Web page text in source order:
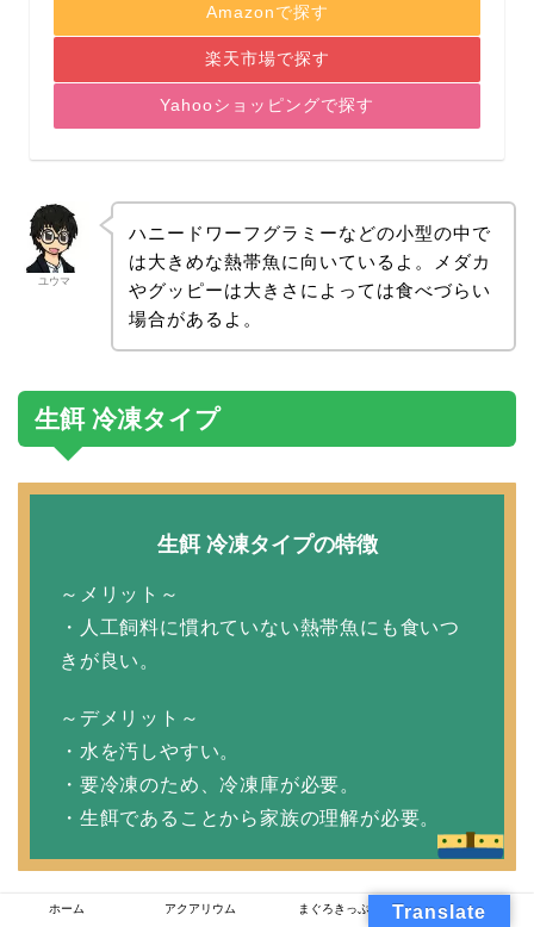
Amazonで探す
楽天市場で探す
Yahooショッピングで探す
ユウマ
ハニードワーフグラミーなどの小型の中で
は大きめな熱帯魚に向いているよ。メダカ
やグッピーは大きさによっては食べづらい
場合があるよ。
生餌 冷凍タイプ
生餌 冷凍タイプの特徴
～メリット～
・人工飼料に慣れていない熱帯魚にも食いつ
きが良い。
～デメリット～
・水を汚しやすい。
・要冷凍のため、冷凍庫が必要。
・生餌であることから家族の理解が必要。
ミジンコ、アカムシ、イトメ、ブラインシュリンプな
ホーム アクアリウム まぐろきっぷ Translate